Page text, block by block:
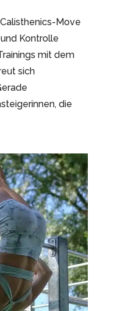
Move
Kontrolle
mit dem
sich
die